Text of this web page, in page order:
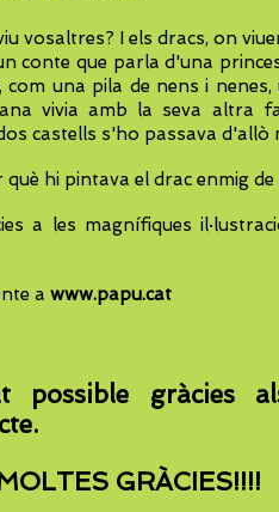
vosaltres? I els dracs, on
conte que parla d'una
una pila de nens i nenes,
vivia amb la seva altra
castells s'ho passava d'allò
hi pintava el drac enmig
a les magnífiques
a www.papu.cat
possible gràcies
GRÀCIES!!!!